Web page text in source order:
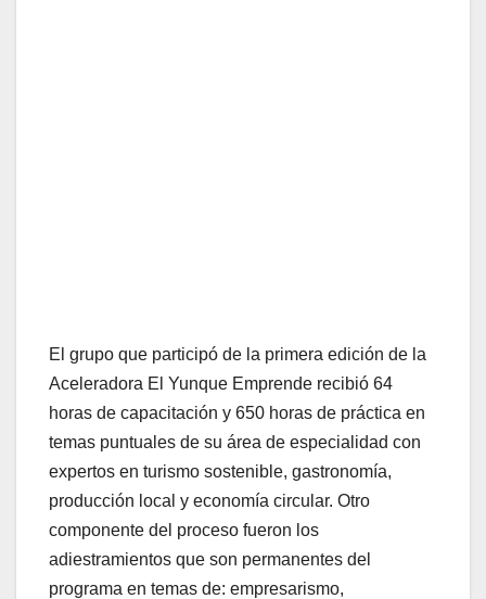
El grupo que participó de la primera edición de la
Aceleradora El Yunque Emprende recibió 64
horas de capacitación y 650 horas de práctica en
temas puntuales de su área de especialidad con
expertos en turismo sostenible, gastronomía,
producción local y economía circular. Otro
componente del proceso fueron los
adiestramientos que son permanentes del
programa en temas de: empresarismo,